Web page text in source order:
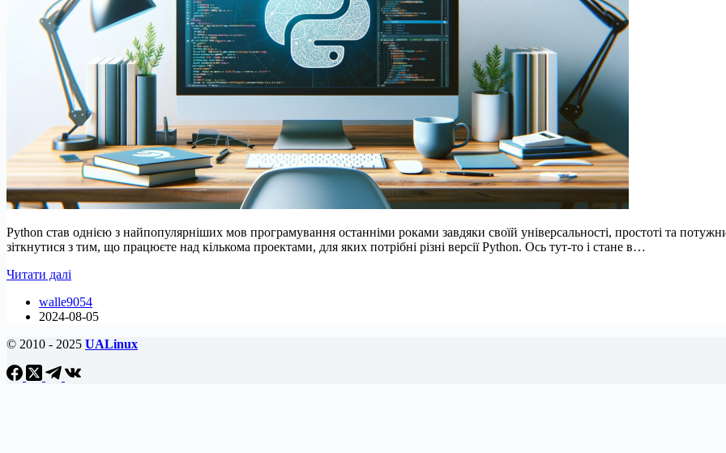
Python став однією з найпопулярніших мов програмування останніми роками завдяки своїй універсальності, простоті та
зіткнутися з тим, що працюєте над кількома проектами, для яких потрібні різні версії Python. Ось тут-то і стане в…
Читати далі
Pyenv
на
walle9054
2024-08-05
© 2010 - 2025 UALinux